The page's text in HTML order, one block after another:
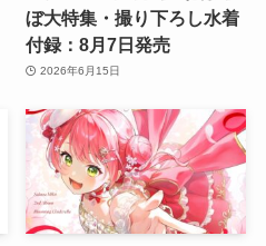
ぼ大特集・撮り下ろし水着
付録：8月7日発売
2026年6月15日